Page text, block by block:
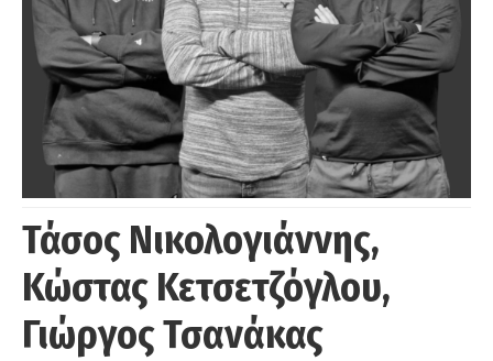
Τάσος Νικολογιάννης,
Κώστας Κετσετζόγλου,
Γιώργος Τσανάκας